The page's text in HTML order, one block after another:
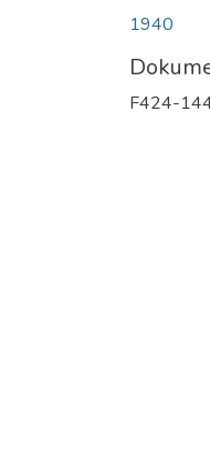
1940
F424-